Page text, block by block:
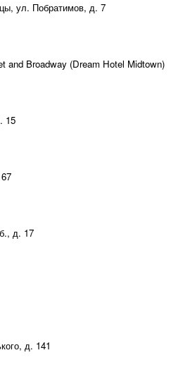
ул. Побратимов, д. 7
and Broadway (Dream Hotel Midtown)
15
д. 17
д. 141